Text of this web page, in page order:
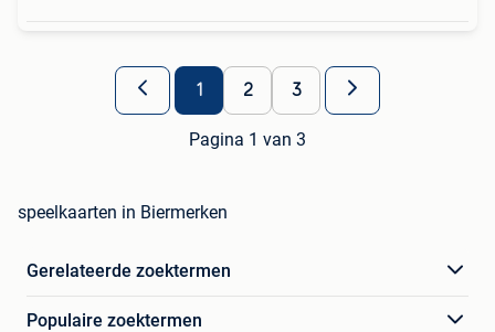
1 2 3
Pagina 1 van 3
speelkaarten in Biermerken
Gerelateerde zoektermen
Populaire zoektermen